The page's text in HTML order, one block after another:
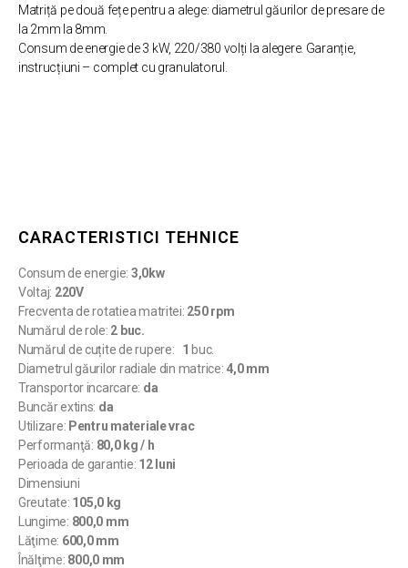
Matriță pe două fețe pentru a alege: diametrul găurilor de presare de
la 2mm la 8mm.
Consum de energie de 3 kW, 220/380 volți la alegere. Garanție,
instrucțiuni – complet cu granulatorul.
CARACTERISTICI TEHNICE
Consum de energie: 3,0kw
Voltaj: 220V
Frecventa de rotatiea matritei: 250 rpm
Numărul de role: 2 buc.
Numărul de cuțite de rupere: 1 buc.
Diametrul găurilor radiale din matrice: 4,0 mm
Transportor incarcare: da
Buncăr extins: da
Utilizare: Pentru materiale vrac
Performanţă: 80,0 kg / h
Perioada de garantie: 12 luni
Dimensiuni
Greutate: 105,0 kg
Lungime: 800,0 mm
Lăţime: 600,0 mm
Înălţime: 800,0 mm